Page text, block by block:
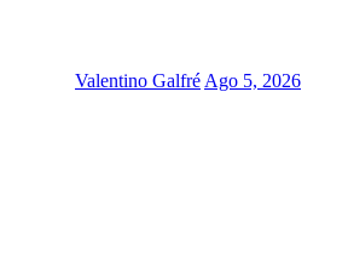
Valentino Galfré Ago 5, 2026